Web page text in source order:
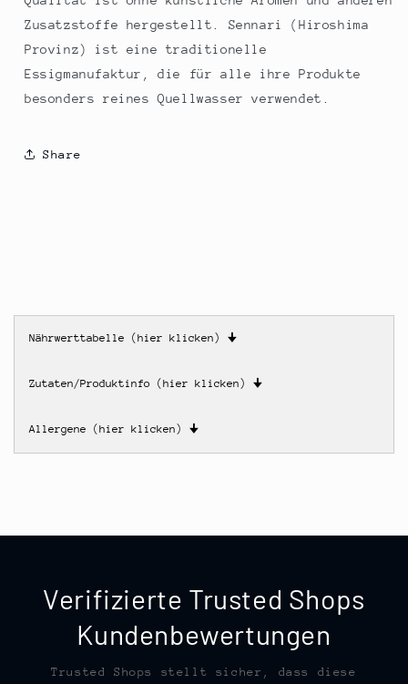
Zusatzstoffe hergestellt. Sennari (Hiroshima
Provinz) ist eine traditionelle
Essigmanufaktur, die für alle ihre Produkte
besonders reines Quellwasser verwendet.
Share
Nährwerttabelle (hier klicken) 🠋
Zutaten/Produktinfo (hier klicken) 🠋
Allergene (hier klicken) 🠋
Verifizierte Trusted Shops
Kundenbewertungen
Trusted Shops stellt sicher, dass diese